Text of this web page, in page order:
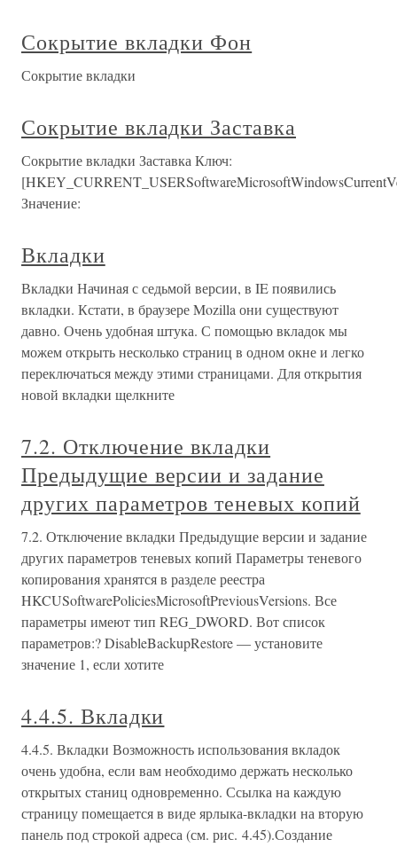
Сокрытие вкладки Фон
Сокрытие вкладки
Сокрытие вкладки Заставка
Сокрытие вкладки Заставка Ключ:
Значение:
Вкладки
Вкладки Начиная с седьмой версии, в IE появились
вкладки. Кстати, в браузере Mozilla они существуют
давно. Очень удобная штука. С помощью вкладок мы
можем открыть несколько страниц в одном окне и легко
переключаться между этими страницами. Для открытия
новой вкладки щелкните
7.2. Отключение вкладки
Предыдущие версии и задание
других параметров теневых копий
7.2. Отключение вкладки Предыдущие версии и задание
других параметров теневых копий Параметры теневого
копирования хранятся в разделе реестра
HKCUSoftwarePoliciesMicrosoftPreviousVersions. Все
параметры имеют тип REG_DWORD. Вот список
параметров:? DisableBackupRestore — установите
значение 1, если хотите
4.4.5. Вкладки
4.4.5. Вкладки Возможность использования вкладок
очень удобна, если вам необходимо держать несколько
открытых станиц одновременно. Ссылка на каждую
страницу помещается в виде ярлыка-вкладки на вторую
панель под строкой адреса (см. рис. 4.45).Создание